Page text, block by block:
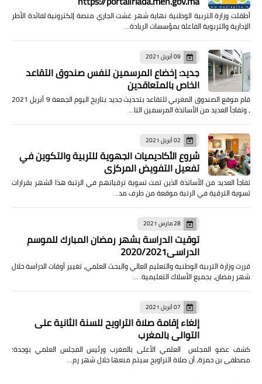
أطقلت وزارة التربية الوطنية نهاية شهر غشت الجاري منصة إلكترونية لفائدة الأطر
الإدارية والتربوية الفاعلة بمؤسسات الريادة…
09 أبريل 2021
جديد: إخضاع المرسمين لنفس صندوق التقاعد
الخاص بالمتعاقدين
قام موقع الصندوق المغربي للتقاعد بتحديث جديد بتاريخ اليوم الجمعة 9 أبريل 2021
، وتفاجأ العديد من الأساتذة المرسمين التا…
02 أبريل 2021
شروع الأكاديميات الجهوية للتربية والتكوين في
تفعيل التفويض المركزي
تفاجأ العديد من الأساتذة الذين تمت تسوية ترقياتهم في الرتبة هذا الشهر بقرارات
تسوية الترقية في الرتبة موقعة من طرف مد…
28 مارس 2021
توقيت الدراسة بشهر رمضان المبارك للموسم
الدراسي2020/2021
قررت وزارة التربية الوطنية والتعليم العالي والبحث العلمي، تغيير أوقات الدراسة خلال
شهر رمضان، بجميع الأسلاك التعليمية. …
07 أبريل 2021
إلغاء إقامة صلاة التراويح للسنة الثانية على
التوالي بالمغرب
كشف عضو المجلس العلمي الأعلى بالمغرب ورئيس المجلس العلمي بوجدة؛
مصطفى بن حمزة، أن صلاة التراويح سيتم منعها خلال شهر رم…